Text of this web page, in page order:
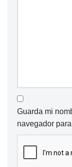
Guarda mi
navegador